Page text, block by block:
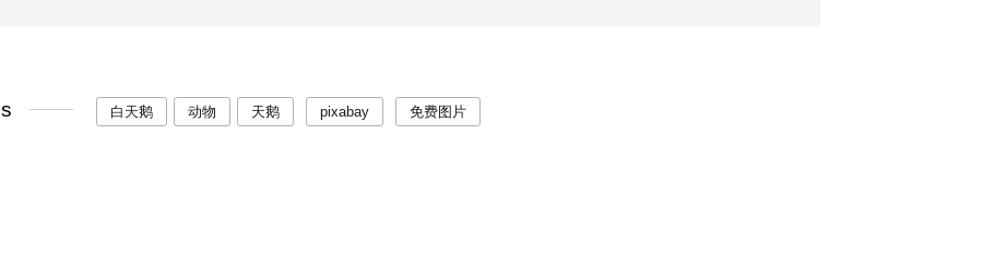
白天鹅 动物 天鹅 pixabay 免费图片